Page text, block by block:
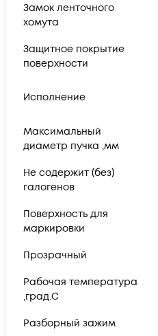
Замок ленточного
хомута
Защитное покрытие
поверхности
Исполнение
Максимальный
диаметр пучка ,мм
Не содержит (без)
галогенов
Поверхность для
маркировки
Прозрачный
Рабочая температура
,град.C
Разборный зажим